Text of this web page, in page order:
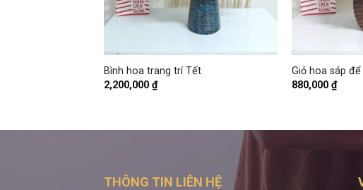
Bình hoa trang trí Tết
2,200,000 ₫
Giỏ hoa sáp
880,000₫
THÔNG TIN LIÊN HỆ